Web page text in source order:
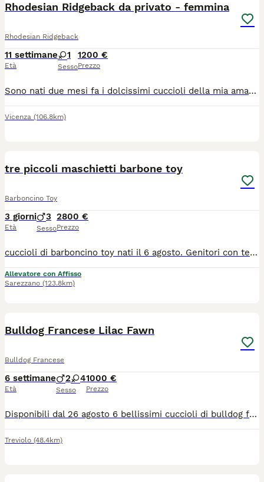
Rhodesian Ridgeback da privato - femmina
Rhodesian Ridgeback
11 settimane
Età
1
Sesso
1200 €
Prezzo
Sono nati due mesi fa i dolcissimi cuccioli della mia amata Uma, e li cediamo dopo lo svezzamento e adeguata socializzazione a partire da inizio agosto. I cuccioli hanno seguito il percorso ENS (early neurological stimulation) ed ESI (early scent introduction). Visitati dal veterinario e da un comportamentalista, risultano sani e di carattere dolce ed equilibrato. Vengono ceduti con microphip, primo ciclo di vaccinazioni, sverminati, con pedigree e socializzazione di base. Visitabili a Vicenza, zona Riviera Berica. Entrambi i genitori sono testati, completamente esenti displasia anca e gomito e principali malattie della razza. Hd:A, Ed: 0, ocd: free, Ltv: free, certificazione malattie cardiache: free, test del dna: free
Vicenza (106.8km)
tre piccoli maschietti barbone toy
Barboncino Toy
3 giorni
Età
3
Sesso
2800 €
Prezzo
cuccioli di barboncino toy nati il 6 agosto. Genitori con test genetici Vetogene, dna depositato, esami ortopedici Celemasche. I cuccioli crescono in famiglia con amore e dedizione e verranno consegnati alle nuove famiglie dopo una conoscenza o qui da noi o con videochiamata. I cuccioli avranno vaccinazioni, chip, iscrizione anagrafe canina, sverminati, libretto sanitario e ovviamente pedigree. Verrà consegnata copia dei documenti sanitari dei genitori e copia Mod B.
Allevatore con Affisso
Sarezzano (123.8km)
Bulldog Francese Lilac Fawn
Bulldog Francese
6 settimane
Età
2 4
Sesso
1000 €
Prezzo
Disponibili dal 26 agosto 6 bellissimi cuccioli di bulldog francese colorazioni esotiche: Blue, Lilac e Blue Fawn. I cani sono stati allevati in ambiente familiare con genitori visibili e di proprietà. Tutti in ottima salute certificata. Disponibili 2 maschi e 4 femmine. Verranno ceduti con: vaccini, microchip e ciclo anti vermi completo.
Treviolo (48.4km)